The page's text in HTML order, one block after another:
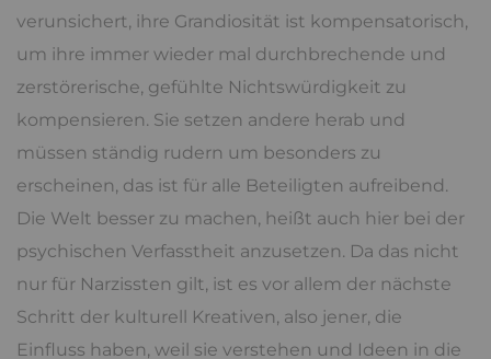
verunsichert, ihre Grandiosität ist kompensatorisch,
um ihre immer wieder mal durchbrechende und
zerstörerische, gefühlte Nichtswürdigkeit zu
kompensieren. Sie setzen andere herab und
müssen ständig rudern um besonders zu
erscheinen, das ist für alle Beteiligten aufreibend.
Die Welt besser zu machen, heißt auch hier bei der
psychischen Verfasstheit anzusetzen. Da das nicht
nur für Narzissten gilt, ist es vor allem der nächste
Schritt der kulturell Kreativen, also jener, die
Einfluss haben, weil sie verstehen und Ideen in die